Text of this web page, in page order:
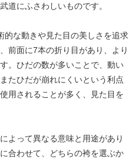
道にふさわしいものです。
的な動きや見た目の美しさを追求
前面に7本の折り目があり、より
。ひだの数が多いことで、動い
たひだが崩れにくいという利点
用されることが多く、見た目を
よって異なる意味と用途があり
合わせて、どちらの袴を選ぶか